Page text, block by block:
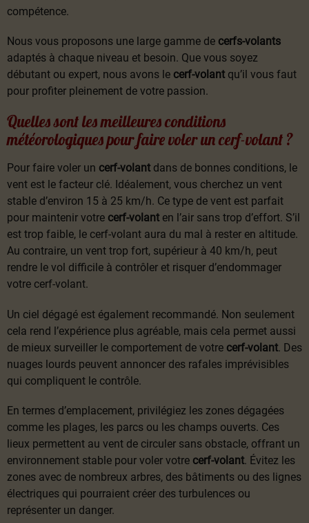
compétence.
Nous vous proposons une large gamme de cerfs-volants
adaptés à chaque niveau et besoin. Que vous soyez
débutant ou expert, nous avons le cerf-volant qu’il vous faut
pour profiter pleinement de votre passion.
Quelles sont les meilleures conditions
météorologiques pour faire voler un cerf-volant ?
Pour faire voler un cerf-volant dans de bonnes conditions, le
vent est le facteur clé. Idéalement, vous cherchez un vent
stable d’environ 15 à 25 km/h. Ce type de vent est parfait
pour maintenir votre cerf-volant en l’air sans trop d’effort. S’il
est trop faible, le cerf-volant aura du mal à rester en altitude.
Au contraire, un vent trop fort, supérieur à 40 km/h, peut
rendre le vol difficile à contrôler et risquer d’endommager
votre cerf-volant.
Un ciel dégagé est également recommandé. Non seulement
cela rend l’expérience plus agréable, mais cela permet aussi
de mieux surveiller le comportement de votre cerf-volant. Des
nuages lourds peuvent annoncer des rafales imprévisibles
qui compliquent le contrôle.
En termes d’emplacement, privilégiez les zones dégagées
comme les plages, les parcs ou les champs ouverts. Ces
lieux permettent au vent de circuler sans obstacle, offrant un
environnement stable pour voler votre cerf-volant. Évitez les
zones avec de nombreux arbres, des bâtiments ou des lignes
électriques qui pourraient créer des turbulences ou
représenter un danger.